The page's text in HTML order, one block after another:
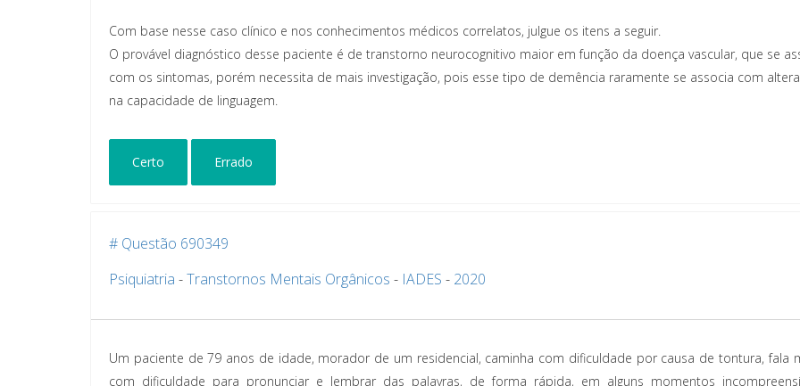
Com base nesse caso clínico e nos conhecimentos médicos correlatos, julgue os itens a seguir.
O provável diagnóstico desse paciente é de transtorno neurocognitivo maior em função da doença vascular, que se
com os sintomas, porém necessita de mais investigação, pois esse tipo de demência raramente se associa com
na capacidade de linguagem.
Certo Errado
# Questão 690349
Psiquiatria -Transtornos Mentais Orgânicos - IADES - 2020
Um paciente de 79 anos de idade, morador de um residencial, caminha com dificuldade por causa de tontura, fala
com dificuldade para pronunciar e lembrar das palavras, de forma rápida, em alguns momentos